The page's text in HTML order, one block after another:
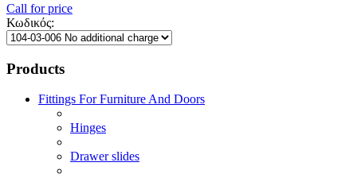
Call for price
Κωδικός:
Products
Fittings For Furniture And Doors
Hinges
Drawer slides